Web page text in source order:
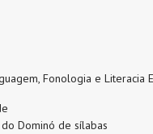
Fonologia e Literacia
Dominó de sílabas